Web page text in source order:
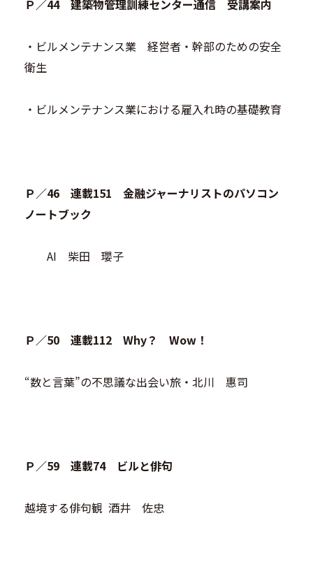
Ｐ／44 建築物管理訓練センター通信 受講案内
・ビルメンテナンス業 経営者・幹部のための安全
衛生
・ビルメンテナンス業における雇入れ時の基礎教育
Ｐ／46 連載151 金融ジャーナリストのパソコン
ノートブック
AI 柴田 瓔子
Ｐ／50 連載112 Why？ Wow！
“数と言葉”の不思議な出会い旅・北川 惠司
Ｐ／59 連載74 ビルと俳句
越境する俳句観 酒井 佐忠